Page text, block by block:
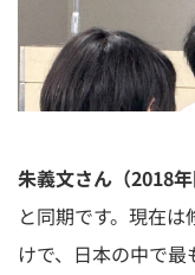
朱義文さん（2018
と同期です。現在
けで、日本の中で